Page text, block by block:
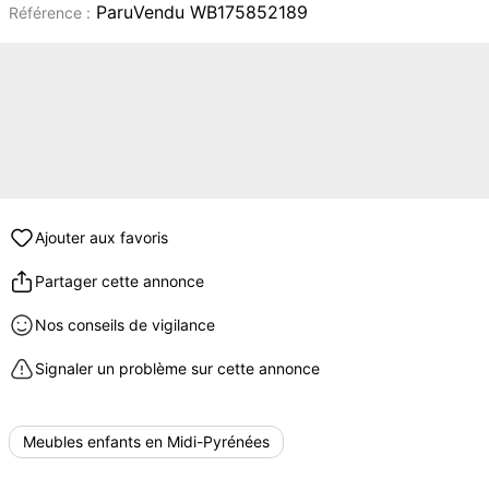
Référence : ParuVendu WB175852189
Ajouter aux favoris
Partager cette annonce
Nos conseils de vigilance
Signaler un problème sur cette annonce
Meubles enfants en Midi-Pyrénées